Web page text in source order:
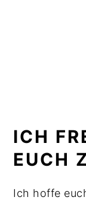
ICH
EUCH
Ich hoffe